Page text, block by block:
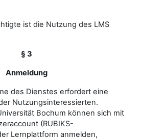
ist die Nutzung des LMS
§ 3
Anmeldung
des Dienstes erfordert eine
Nutzungsinteressierten.
Bochum können sich mit
(RUBIKS-
Lernplattform anmelden,